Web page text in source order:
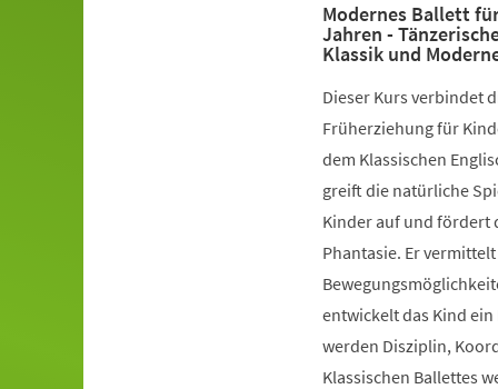
Modernes Ballett
Jahren -
Klassik und
Dieser Kurs verbindet
Früherziehung für
dem Klassischen
greift die natürliche
Kinder auf und fördert
Phantasie. Er
entwickelt das Kind
werden Disziplin,
Klassischen Ballettes